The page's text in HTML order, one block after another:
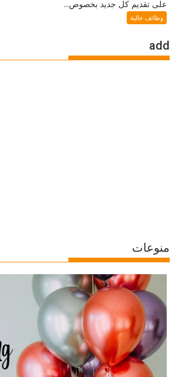
على تقديم كل جديد بخصوص...
وظائف خالية
add
منوعات